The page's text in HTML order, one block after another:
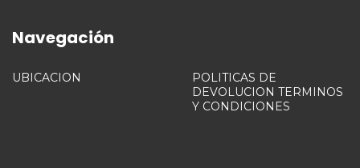
Navegación
UBICACION
POLITICAS DE
DEVOLUCION TERMINOS
Y CONDICIONES